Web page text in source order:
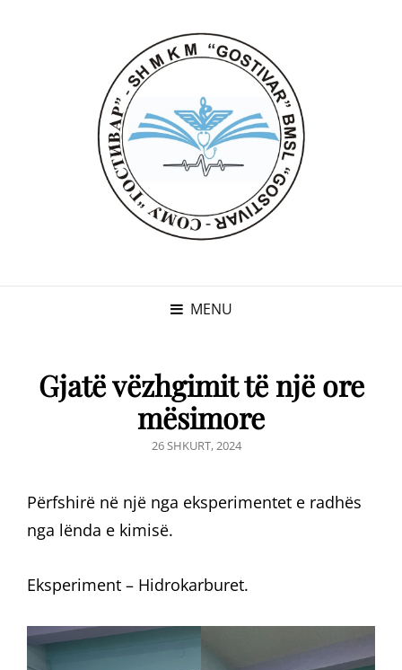
MENU
Gjatë vëzhgimit të një ore
mësimore
POSTED
26 SHKURT, 2024
Përfshirë në një nga eksperimentet e radhës
nga lënda e kimisë.
Eksperiment – Hidrokarburet.